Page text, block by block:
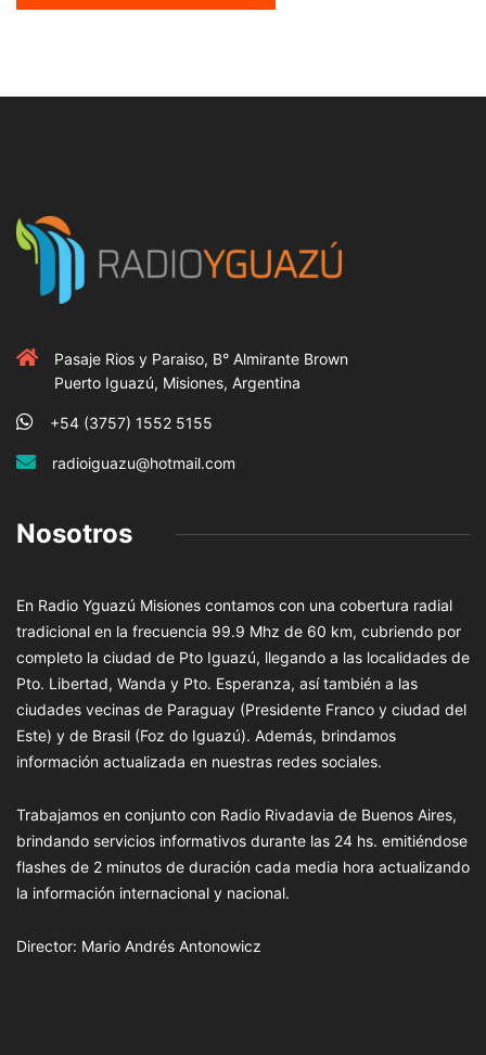
Pasaje Rios y Paraiso, B° Almirante Brown
Puerto Iguazú, Misiones, Argentina
+54 (3757) 1552 5155
radioiguazu@hotmail.com
Nosotros
En Radio Yguazú Misiones contamos con una cobertura radial
tradicional en la frecuencia 99.9 Mhz de 60 km, cubriendo por
completo la ciudad de Pto Iguazú, llegando a las localidades de
Pto. Libertad, Wanda y Pto. Esperanza, así también a las
ciudades vecinas de Paraguay (Presidente Franco y ciudad del
Este) y de Brasil (Foz do Iguazú). Además, brindamos
información actualizada en nuestras redes sociales.
Trabajamos en conjunto con Radio Rivadavia de Buenos Aires,
brindando servicios informativos durante las 24 hs. emitiéndose
flashes de 2 minutos de duración cada media hora actualizando
la información internacional y nacional.
Director: Mario Andrés Antonowicz